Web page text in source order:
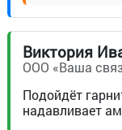
Виктория
ООО «Ваша
Подойдёт
надавливает